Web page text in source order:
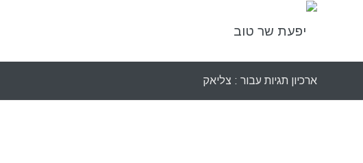
ארכיון תגיות עבור : צליאק